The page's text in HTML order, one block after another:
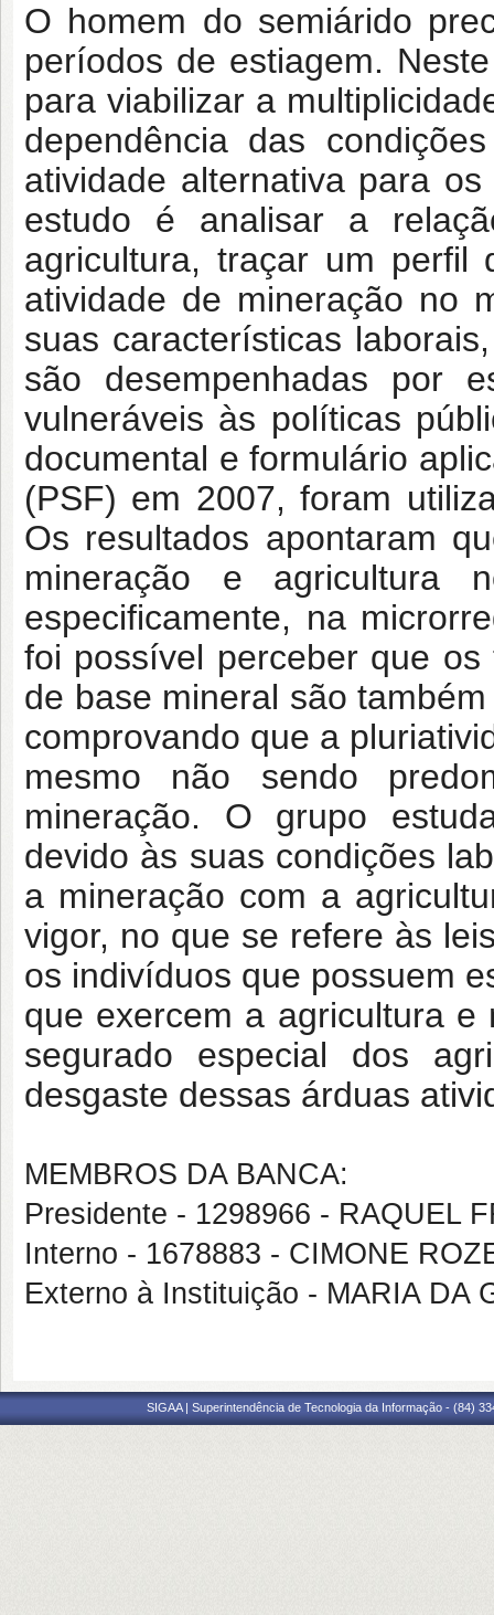
O homem do semiárido
períodos de estiagem.
para viabilizar a
dependência das
atividade alternativa para
estudo é analisar a
agricultura, traçar um perfil
atividade de mineração no
suas características
são desempenhadas por
vulneráveis às políticas
documental e formulário
(PSF) em 2007, foram
Os resultados apontaram
mineração e
especificamente, na
foi possível perceber que
de base mineral são
comprovando que a
mesmo não sendo
mineração. O grupo
devido às suas condições
a mineração com a
vigor, no que se refere às
os indivíduos que possuem
que exercem a agricultura
segurado especial dos
desgaste dessas árduas
MEMBROS DA BANCA:
Presidente - 1298966 - RAQUEL
Interno - 1678883 - CIMONE
Externo à Instituição - MARIA DA
SIGAA | Superintendência de Tecnologia da Informação - (84)